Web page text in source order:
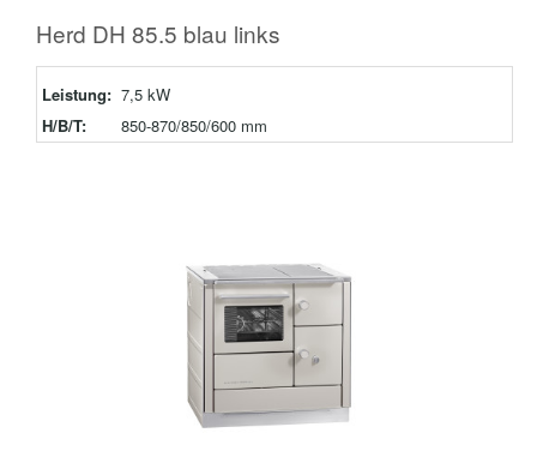
Herd DH 85.5 blau links
Leistung: 7,5 kW
H/B/T:
850-870/850/600 mm